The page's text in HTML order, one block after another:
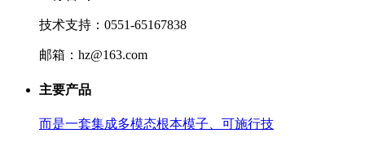
技术支持：0551-65167838
邮箱：hz@163.com
主要产品
而是一套集成多模态根本模子、可施行技